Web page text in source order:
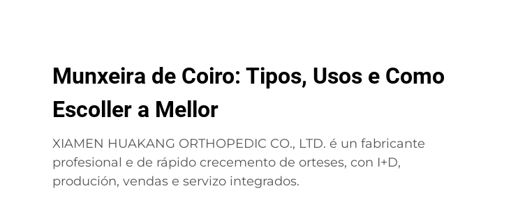
Munxeira de Coiro: Tipos, Usos e Como
Escoller a Mellor
XIAMEN HUAKANG ORTHOPEDIC CO., LTD. é un fabricante
profesional e de rápido crecemento de orteses, con I+D,
produción, vendas e servizo integrados.